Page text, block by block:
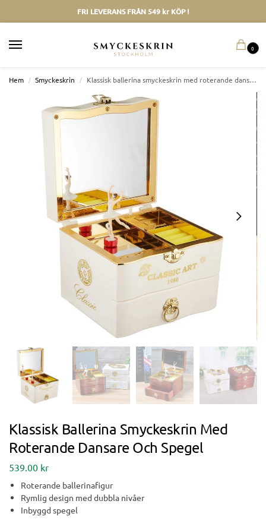
FRI LEVERANS FRÅN 549 kr KÖP !
0
Hem / Smyckeskrin / Klassisk ballerina smyckeskrin med roterande dansare och spegel
Klassisk Ballerina Smyckeskrin Med
Roterande Dansare Och Spegel
539.00 kr
Roterande ballerinafigur
Rymlig design med dubbla nivåer
Inbyggd spegel